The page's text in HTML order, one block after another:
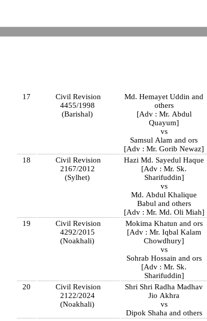
17
Civil Revision
4455/1998
(Barishal)
Md. Hemayet Uddin and
others
[Adv : Mr. Abdul
Quayum]
vs
Samsul Alam and ors
[Adv : Mr. Gorib Newaz]
18
Civil Revision
2167/2012
(Sylhet)
Hazi Md. Sayedul Haque
[Adv : Mr. Sk.
Sharifuddin]
vs
Md. Abdul Khalique
Babul and others
[Adv : Mr. Md. Oli Miah]
19
Civil Revision
4292/2015
(Noakhali)
Mokima Khatun and ors
[Adv : Mr. Iqbal Kalam
Chowdhury]
vs
Sohrab Hossain and ors
[Adv : Mr. Sk.
Sharifuddin]
20
Civil Revision
2122/2024
(Noakhali)
Shri Shri Radha Madhav
Jio Akhra
vs
Dipok Shaha and others